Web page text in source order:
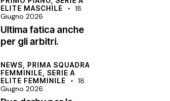
ELITE MASCHILE
18
Giugno 2026
Ultima fatica anche
per gli arbitri.
NEWS, PRIMA SQUADRA
FEMMINILE,SERIE A
ELITE FEMMINILE
18
Giugno 2026